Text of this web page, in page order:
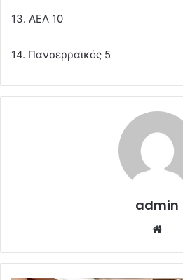
13. ΑΕΛ 10
14. Πανσερραϊκός 5
admin